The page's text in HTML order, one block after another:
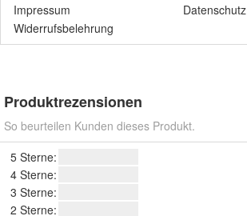
Impressum
Datenschutz
Widerrufsbelehrung
Produktrezensionen
So beurteilen Kunden dieses Produkt.
5 Sterne:
4 Sterne:
3 Sterne:
2 Sterne: